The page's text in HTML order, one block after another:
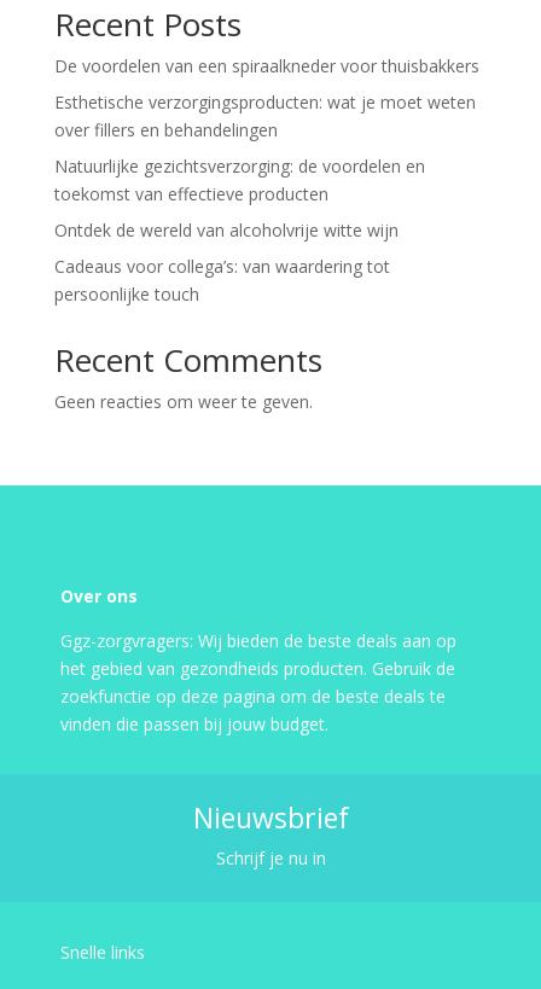
Recent Posts
De voordelen van een spiraalkneder voor thuisbakkers
Esthetische verzorgingsproducten: wat je moet weten
over fillers en behandelingen
Natuurlijke gezichtsverzorging: de voordelen en
toekomst van effectieve producten
Ontdek de wereld van alcoholvrije witte wijn
Cadeaus voor collega’s: van waardering tot
persoonlijke touch
Recent Comments
Geen reacties om weer te geven.
Over ons
Ggz-zorgvragers: Wij bieden de beste deals aan op
het gebied van gezondheids producten. Gebruik de
zoekfunctie op deze pagina om de beste deals te
vinden die passen bij jouw budget.
Nieuwsbrief
Schrijf je nu in
Snelle links